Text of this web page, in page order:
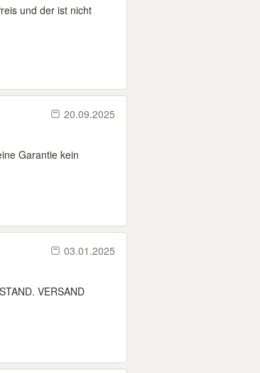
und der ist nicht
20.09.2025
Garantie kein
03.01.2025
VERSAND